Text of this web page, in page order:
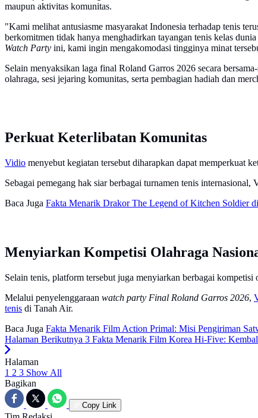
maupun aktivitas komunitas.
"Kami melihat antusiasme masyarakat Indonesia terhadap tenis
berkomitmen tidak hanya menghadirkan tayangan tenis kelas
Watch Party ini, kami ingin mengakomodasi tingginya minat
Selain menyaksikan laga final Roland Garros 2026 secara
olahraga, sesi jejaring komunitas, serta pembagian hadiah dan
Perkuat Keterlibatan Komunitas
Vidio menyebut kegiatan tersebut diharapkan dapat memperkuat
Sebagai pemegang hak siar berbagai turnamen tenis
Baca Juga Fakta Menarik Drakor The Legend of Kitchen Soldier
Menyiarkan Kompetisi Olahraga
Selain tenis, platform tersebut juga menyiarkan berbagai
Melalui penyelenggaraan watch party Final Roland Garros 2026,
tenis di Tanah Air.
Baca Juga Fakta Menarik Film Action Primal: Misi Pengiriman
Halaman Berikutnya 3 Fakta Menarik Film Korea Hi-Five:
Halaman
1 2 3 Show All
Bagikan
Copy Link